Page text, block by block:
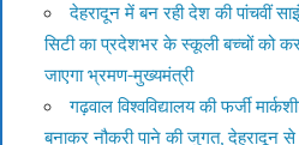
देहरादून में बन रही देश की पांचवीं
सिटी का प्रदेशभर के स्कूली बच्चों को
जाएगा भ्रमण-मुख्यमंत्री
गढ़वाल विश्वविद्यालय की फर्जी
बनाकर नौकरी पाने की जुगत, देहरादून से